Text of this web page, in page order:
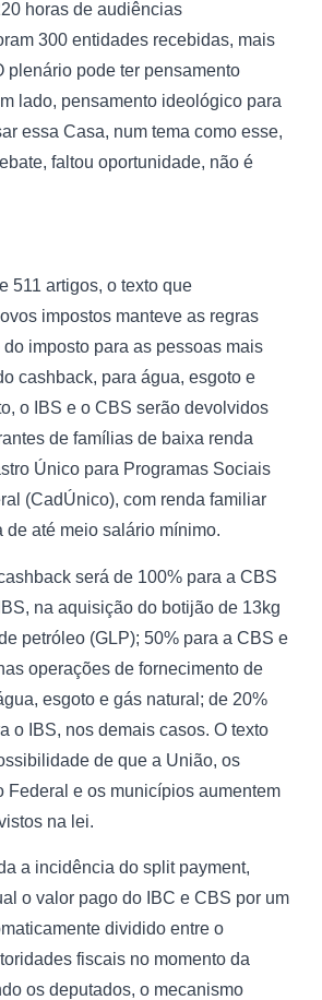
horas de audiências
300 entidades recebidas, mais
plenário pode ter pensamento
lado, pensamento ideológico para
essa Casa, num tema como esse,
faltou oportunidade, não é
511 artigos, o texto que
impostos manteve as regras
imposto para as pessoas mais
cashback, para água, esgoto e
o IBS e o CBS serão devolvidos
de famílias de baixa renda
Único para Programas Sociais
(CadÚnico), com renda familiar
de até meio salário mínimo.
será de 100% para a CBS
na aquisição do botijão de 13kg
petróleo (GLP); 50% para a CBS e
operações de fornecimento de
esgoto e gás natural; de 20%
o IBS, nos demais casos. O texto
de que a União, os
Federal e os municípios aumentem
na lei.
a incidência do split payment,
o valor pago do IBC e CBS por um
dividido entre o
fiscais no momento da
os deputados, o mecanismo